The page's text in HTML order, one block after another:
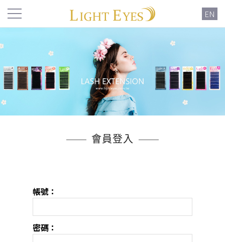
EN
會員登入
帳號：
密碼：